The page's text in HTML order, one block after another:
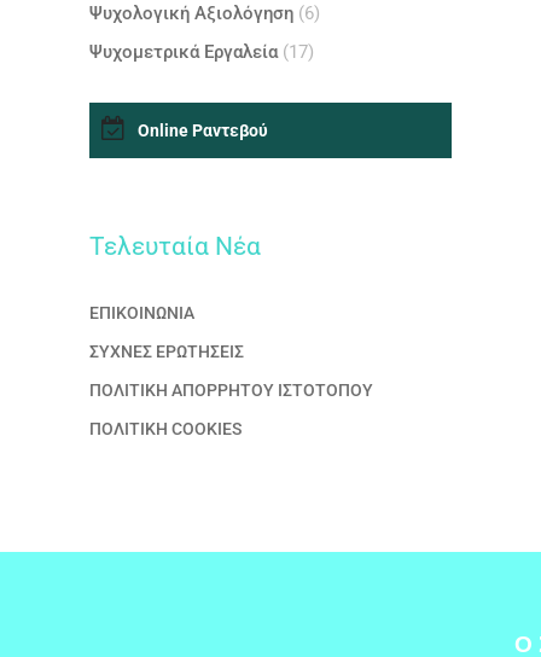
Ψυχολογική Αξιολόγηση (6)
Ψυχομετρικά Εργαλεία(17)
Online Ραντεβού
Τελευταία Nέα
ΕΠΙΚΟΙΝΩΝΙΑ
ΣΥΧΝΕΣ ΕΡΩΤΗΣΕΙΣ
ΠΟΛΙΤΙΚΗ ΑΠΟΡΡΗΤΟΥ ΙΣΤΟΤΟΠΟΥ
ΠΟΛΙΤΙΚΗ COOKIES
Ο